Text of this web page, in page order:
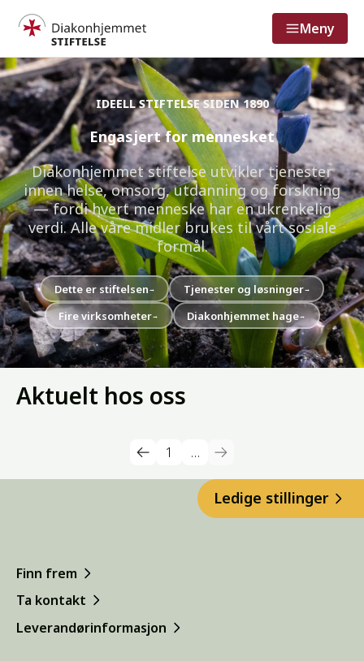
Meny
IDEELL STIFTELSE SIDEN 1890
Engasjert for mennesket
Diakonhjemmet stiftelse utvikler tjenester
innen helse, omsorg, utdanning og forskning
— fordi hvert menneske har en ukrenkelig
verdi. Alle våre midler brukes til vårt sosiale
formål.
Dette er stiftelsen→ Tjenester og løsninger→
Fire virksomheter→ Diakonhjemmet hage→
Aktuelt hos oss
1 …
Ledige stillinger
Finn frem
Ta kontakt
Leverandørinformasjon